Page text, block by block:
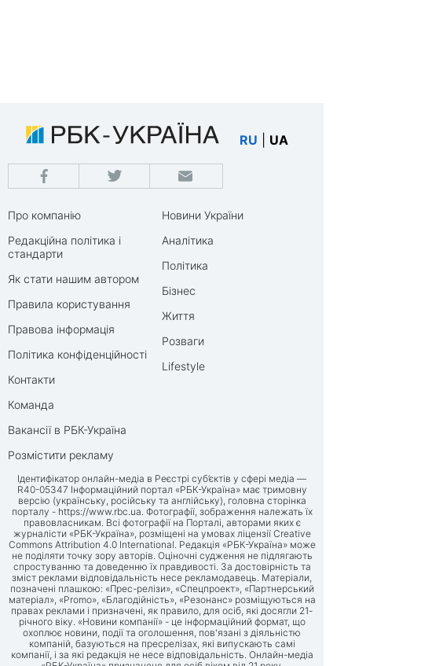
RU UA
Про компанію
Редакційна політика і
стандарти
Як стати нашим автором
Правила користування
Правова інформація
Політика конфіденційності
Контакти
Команда
Вакансії в РБК-Україна
Розмістити рекламу
Новини України
Аналітика
Політика
Бізнес
Життя
Розваги
Lifestyle
Ідентифікатор онлайн-медіа в Реєстрі суб’єктів у сфері медіа —
R40-05347 Інформаційний портал «РБК-Україна» має тримовну
версію (українську, російську та англійську), головна сторінка
порталу - https://www.rbc.ua. Фотографії, зображення належать їх
правовласникам. Всі фотографії на Порталі, авторами яких є
журналісти «РБК-Україна», розміщені на умовах ліцензії Creative
Commons Attribution 4.0 International. Редакція «РБК-Україна» може
не поділяти точку зору авторів. Оціночні судження не підлягають
спростуванню та доведенню їх правдивості. За достовірність та
зміст реклами відповідальність несе рекламодавець. Матеріали,
позначені плашкою: «Прес-релізи», «Спецпроект», «Партнерський
матеріал», «Promo», «Благодійність», «Резонанс» розміщуються на
правах реклами і призначені, як правило, для осіб, які досягли 21-
річного віку. «Новини компанії» - це інформаційний формат, що
охоплює новини, події та оголошення, пов'язані з діяльністю
компаній, базуються на пресрелізах, які випускають самі
компанії, і за які редакція не несе відповідальність. Онлайн-медіа